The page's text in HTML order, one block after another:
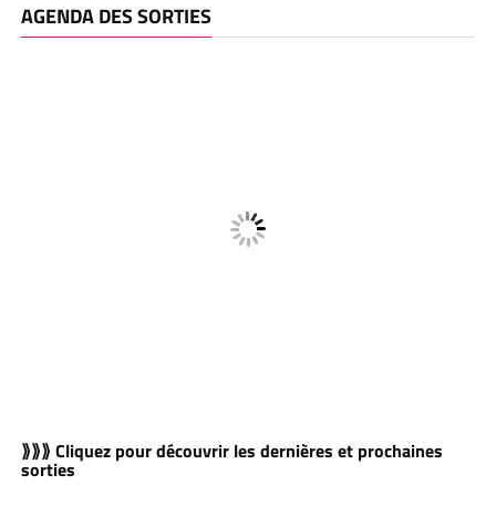
AGENDA DES SORTIES
⟫⟫⟫ Cliquez pour découvrir les dernières et prochaines
sorties